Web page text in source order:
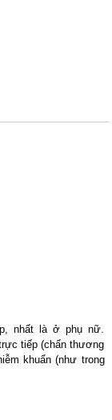
nhất là ở phụ nữ.
tiếp (chấn thương
khuẩn (như trong